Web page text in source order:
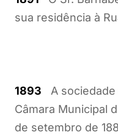
sua residência à
1893 A sociedade
Câmara Municipal
de setembro de